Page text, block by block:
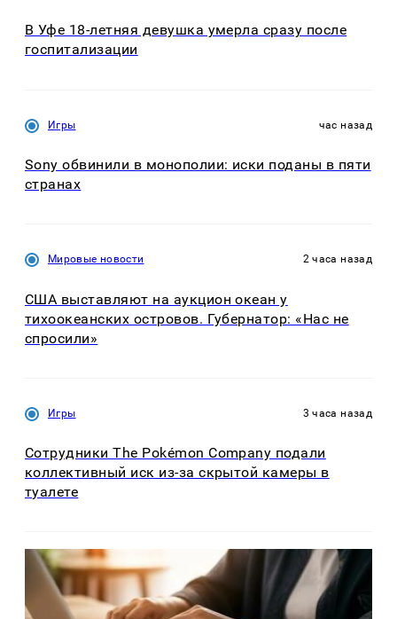
В Уфе 18-летняя девушка умерла сразу после
госпитализации
Игры час назад
Sony обвинили в монополии: иски поданы в пяти
странах
Мировые новости 2 часа назад
США выставляют на аукцион океан у
тихоокеанских островов. Губернатор: «Нас не
спросили»
Игры 3 часа назад
Сотрудники The Pokémon Company подали
коллективный иск из-за скрытой камеры в
туалете